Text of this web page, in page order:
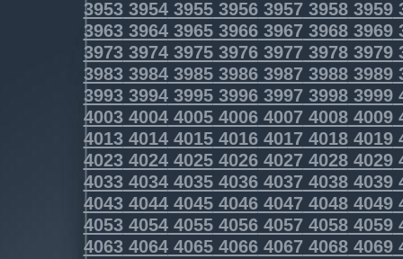
3953395439553956395739583959
3963396439653966396739683969
3973397439753976397739783979
3983398439853986398739883989
3993399439953996399739983999
4003400440054006400740084009
4013401440154016401740184019
4023402440254026402740284029
4033403440354036403740384039
4043404440454046404740484049
4053405440554056405740584059
4063406440654066406740684069